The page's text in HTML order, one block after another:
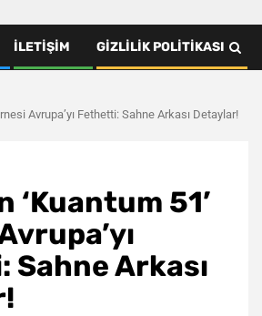
İLETIŞIM GIZLILIK POLITIKASI
Avrupa’yı Fethetti: Sahne Arkası Detaylar!
‘Kuantum 51’
Arkası